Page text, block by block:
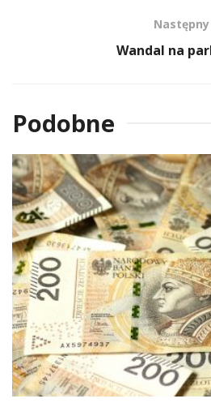
Następny
Wandal na
Podobne